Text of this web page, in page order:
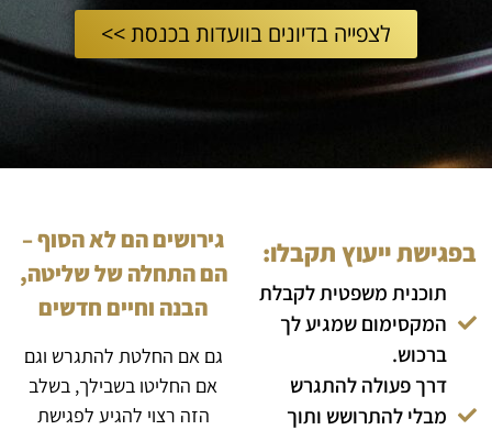
לצפייה בדיונים בוועדות בכנסת >>
בפגישת ייעוץ תקבלו:
תוכנית משפטית לקבלת
המקסימום שמגיע לך
ברכוש.
דרך פעולה להתגרש
מבלי להתרושש ותוך
גירושים הם לא הסוף –
הם התחלה של שליטה,
הבנה וחיים חדשים
גם אם החלטת להתגרש וגם
אם החליטו בשבילך, בשלב
הזה רצוי להגיע לפגישת